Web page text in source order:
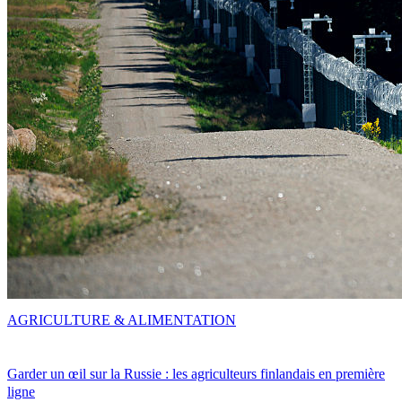
Garder un œil sur la Russie : les agriculteurs finlandais en première
ligne
AGRICULTURE & ALIMENTATION